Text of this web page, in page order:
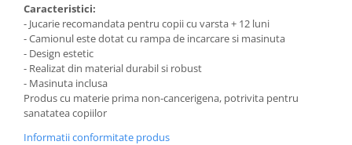
Caracteristici:
- Jucarie recomandata pentru copii cu varsta + 12 luni
- Camionul este dotat cu rampa de incarcare si masinuta
- Design estetic
- Realizat din material durabil si robust
- Masinuta inclusa
Produs cu materie prima non-cancerigena, potrivita pentru
sanatatea copiilor
Informatii conformitate produs